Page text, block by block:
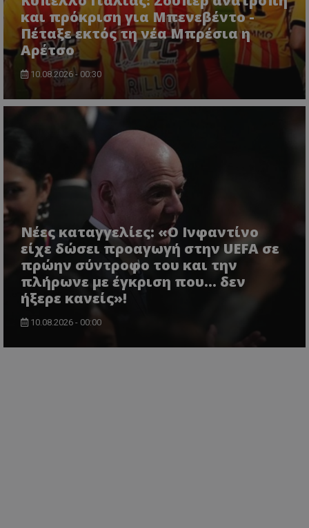
και πρόκριση για Μπενεβέντο -
Πέταξε εκτός τη νέα Μπρέσια η
Αρέτσο
10.08.2026 - 00:30
Νέες καταγγελίες: «Ο Ινφαντίνο
είχε δώσει προαγωγή στην UEFA σε
πρώην σύντροφο του και την
πλήρωνε με έγκριση που... δεν
ήξερε κανείς»!
10.08.2026 - 00:00